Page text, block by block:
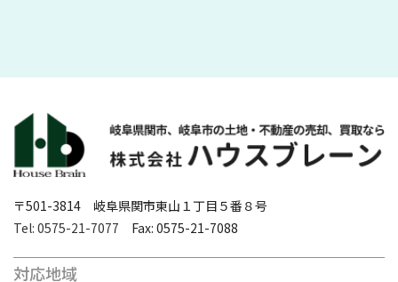
〒501-3814 岐阜県関市東山１丁目５番８号
Tel: 0575-21-7077 Fax: 0575-21-7088
対応地域